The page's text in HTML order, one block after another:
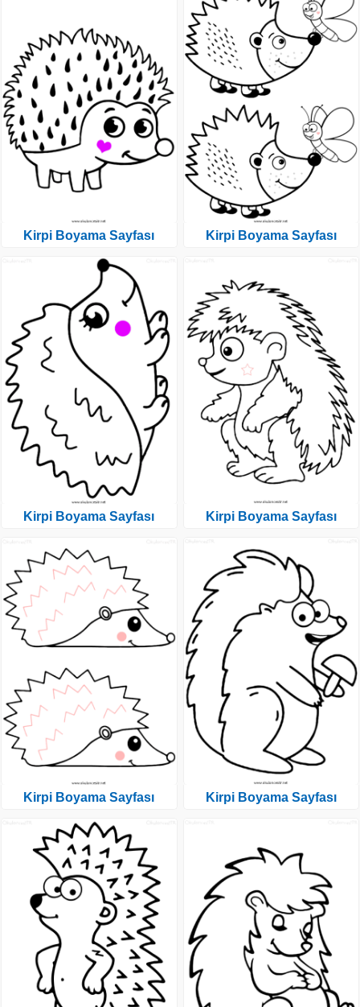
Kirpi Boyama Sayfası
Kirpi Boyama Sayfası
Kirpi Boyama Sayfası
Kirpi Boyama Sayfası
Kirpi Boyama Sayfası
Kirpi Boyama Sayfası